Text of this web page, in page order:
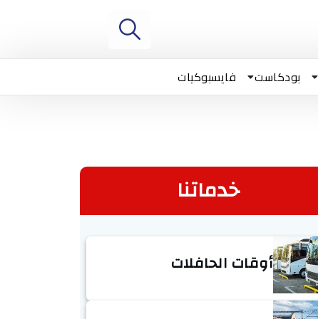
بودكاست فايسبوكيات
خدماتنا
أوقات الحافلات